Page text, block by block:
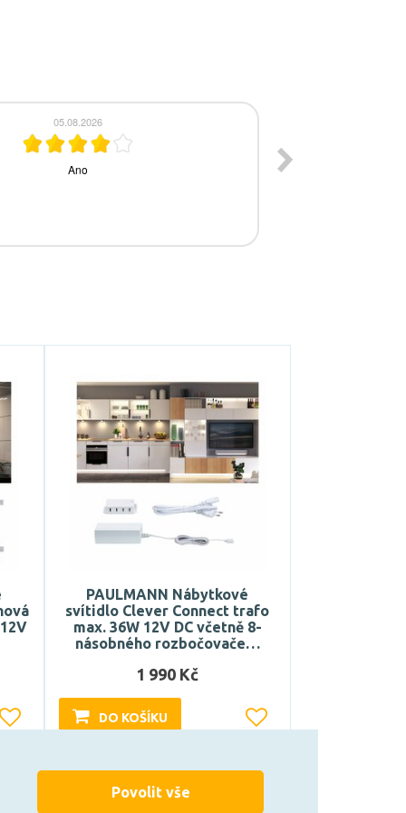
PAULMANN Nábytkové
svítidlo Clever Connect trafo
max. 36W 12V DC včetně 8-
násobného rozbočovače…
1 990 Kč
DO KOŠÍKU
Povolit vše